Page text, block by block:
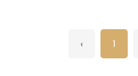
‹ 1